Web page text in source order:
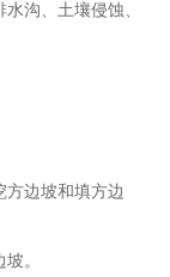
沟、土壤侵蚀、
方边坡和填方边
。